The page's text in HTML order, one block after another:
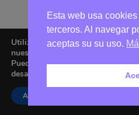
Utilizamos cookies para ofrecerte
nuestra web.
Puedes aprender más sobre qué
desactivarlas en los
Aceptar
Esta web usa
terceros. Al navegar
aceptas su su uso.